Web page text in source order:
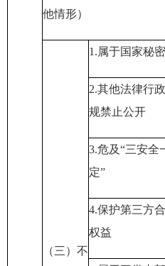
他情形）
（三）不
1.属于国家秘密
2.其他法律行
规禁止公开
3.危及“三安全
定”
4.保护第三方
权益